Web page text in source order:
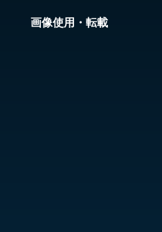
画像使用・転載